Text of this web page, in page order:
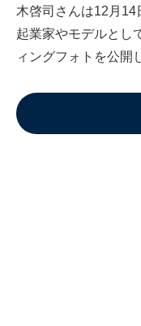
木啓司さんは12月
起業家やモデルとし
ィングフォトを公開